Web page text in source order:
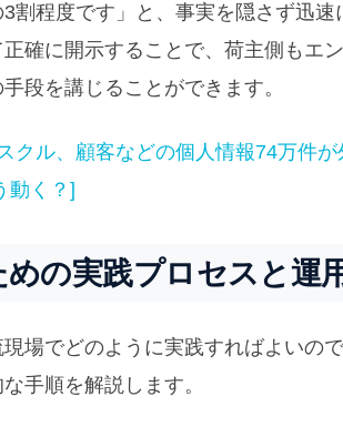
割程度です」と、事実を隠さず迅
確に開示することで、荷主側もエ
段を講じることができます。
クル、顧客などの個人情報74万件
動く？]
の実践プロセスと運
場でどのように実践すればよいの
手順を解説します。